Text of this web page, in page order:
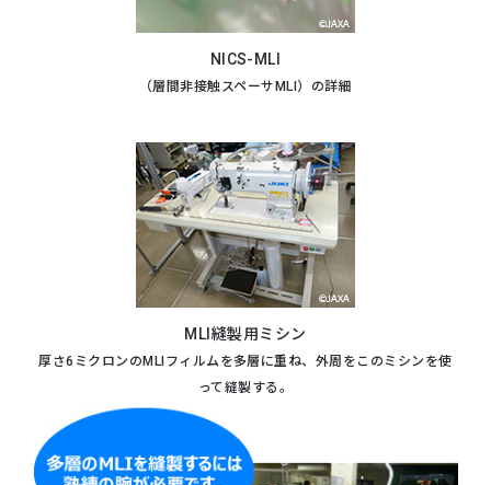
NICS-MLI
（層間非接触スペーサMLI）の詳細
MLI縫製用ミシン
厚さ6ミクロンのMLIフィルムを多層に重ね、 外周をこのミシンを使
って縫製する。